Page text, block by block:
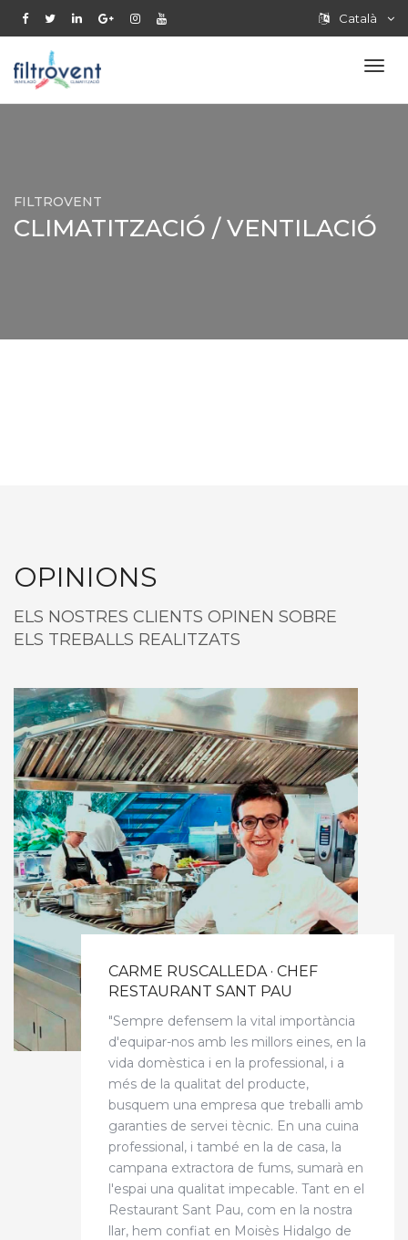
Català
FILTROVENT
CLIMATITZACIÓ / VENTILACIÓ
OPINIONS
ELS NOSTRES CLIENTS OPINEN SOBRE
ELS TREBALLS REALITZATS
CARME RUSCALLEDA · CHEF
RESTAURANT SANT PAU
"Sempre defensem la vital importància
d'equipar-nos amb les millors eines, en la
vida domèstica i en la professional, i a
més de la qualitat del producte,
busquem una empresa que treballi amb
garanties de servei tècnic. En una cuina
professional, i també en la de casa, la
campana extractora de fums, sumarà en
l'espai una qualitat impecable. Tant en el
Restaurant Sant Pau, com en la nostra
llar, hem confiat en Moisès Hidalgo de